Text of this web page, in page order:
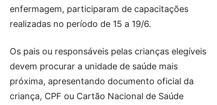
enfermagem, participaram de capacitações
realizadas no período de 15 a 19/6.
Os pais ou responsáveis pelas crianças elegíveis
devem procurar a unidade de saúde mais
próxima, apresentando documento oficial da
criança, CPF ou Cartão Nacional de Saúde